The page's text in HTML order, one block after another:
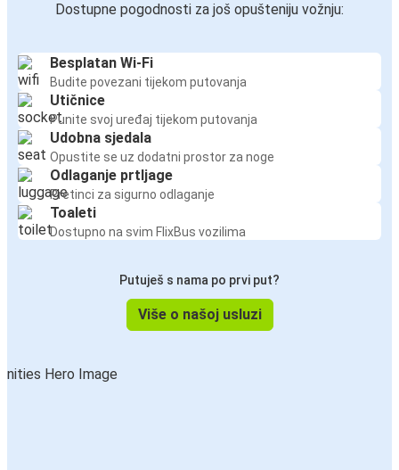
Hannover
Zagreb
Antwerpen
Hannover
Zagreb
Hannover
Hannover
Antwerpen
Nijmegen
Dostupne pogodnosti za još opušteniju vožnju:
Besplatan Wi-Fi
Budite povezani tijekom putovanja
Utičnice
Punite svoj uređaj tijekom putovanja
Udobna sjedala
Opustite se uz dodatni prostor za noge
Odlaganje prtljage
Pretinci za sigurno odlaganje
Toaleti
Dostupno na svim FlixBus vozilima
Putuješ s nama po prvi put?
Više o našoj usluzi